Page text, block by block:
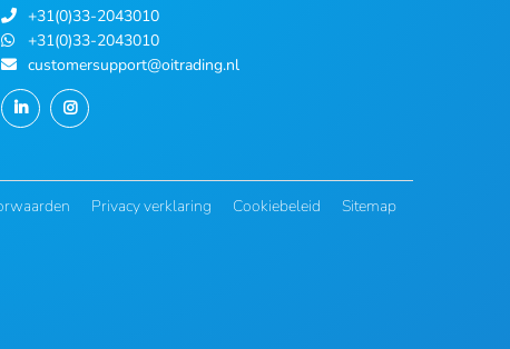
+31(0)33-2043010
+31(0)33-2043010
customersupport@oitrading.nl
Privacy verklaring Cookiebeleid Sitemap